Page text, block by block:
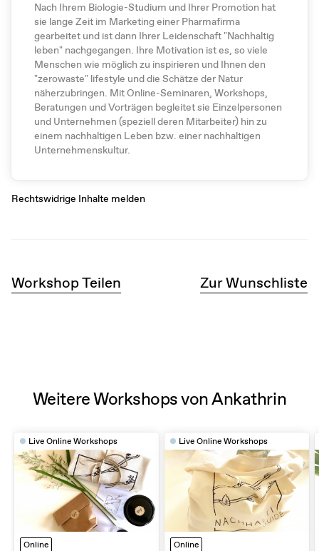
Nach Ihrem Biologie-Studium und Ihrer Promotion hat
sie lange Zeit im Marketing einer Pharmafirma
gearbeitet und ist dann Ihrer Leidenschaft "Nachhaltig
leben" nachgegangen. Ihre Motivation ist es, so viele
Menschen wie möglich zu inspirieren und Ihnen den
"zerowaste" lifestyle und die Schätze der Natur
näherzubringen. Mit Online-Seminaren, Workshops,
Beratungen und Vorträgen begleitet sie Einzelpersonen
und Unternehmen (speziell deren Mitarbeiter) hin zu
einem nachhaltigen Leben bzw. einer nachhaltigen
Unternehmenskultur.
Rechtswidrige Inhalte melden
Workshop Teilen Zur Wunschliste
Weitere Workshops von Ankathrin
Live Online Workshops
Online
Live Online Workshops
Online